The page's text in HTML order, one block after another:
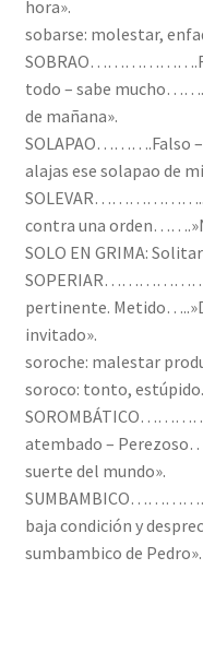
hora».
sobarse: molestar,
todo – sabe
de mañana».
SOLAPAO……….Falso
alajas ese solapao de
SOLEVAR………………..
contra una
SOLO EN GRIMA:
SOPERIAR……………….
pertinente.
invitado».
soroche: malestar
soroco: tonto, estúpido.
atembado –
suerte del mundo».
baja condición y
sumbambico de Pedro».